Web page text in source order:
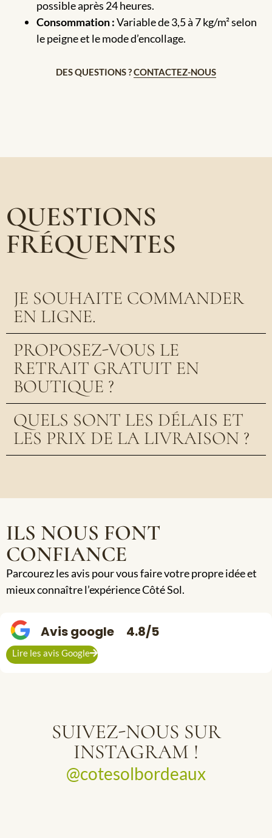
possible après 24 heures.
Consommation :Variable de 3,5 à 7 kg/m² selon
le peigne et le mode d’encollage.
DES QUESTIONS ?CONTACTEZ-NOUS
QUESTIONS
FRÉQUENTES
JE SOUHAITE COMMANDER
EN LIGNE.
PROPOSEZ-VOUS LE
RETRAIT GRATUIT EN
BOUTIQUE ?
QUELS SONT LES DÉLAIS ET
LES PRIX DE LA LIVRAISON ?
ILS NOUS FONT
CONFIANCE
Parcourez les avis pour vous faire votre propre idée et
mieux connaître l’expérience Côté Sol.
Avis google 4.8/5
Lire les avis Google
SUIVEZ-NOUS SUR
INSTAGRAM !
@cotesolbordeaux